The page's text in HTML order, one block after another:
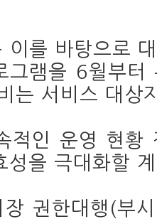
이를 바탕으로
그램을 6월부
는 서비스 대상
적인 운영 현황
성을 극대화할
권한대행(부